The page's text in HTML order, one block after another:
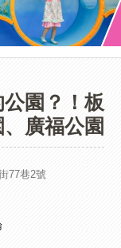
園？！板
廣福公園
77巷2號